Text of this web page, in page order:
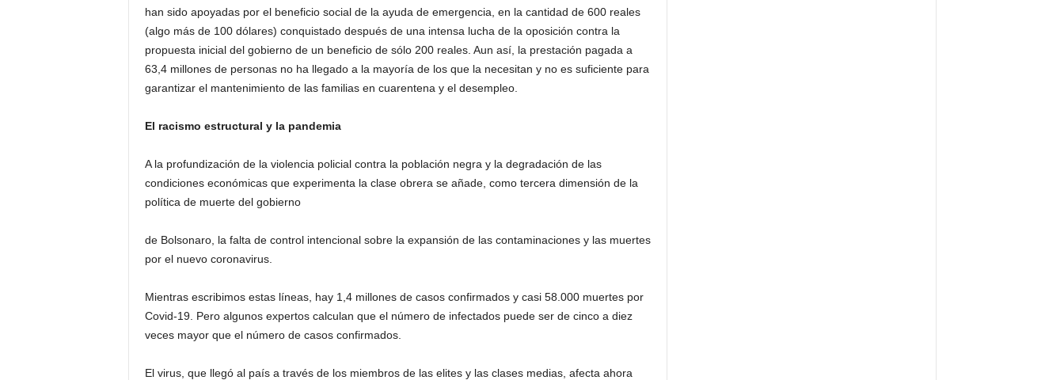
han sido apoyadas por el beneficio social de la ayuda de emergencia, en la cantidad de 600 reales
(algo más de 100 dólares) conquistado después de una intensa lucha de la oposición contra la
propuesta inicial del gobierno de un beneficio de sólo 200 reales. Aun así, la prestación pagada a
63,4 millones de personas no ha llegado a la mayoría de los que la necesitan y no es suficiente para
garantizar el mantenimiento de las familias en cuarentena y el desempleo.
El racismo estructural y la pandemia
A la profundización de la violencia policial contra la población negra y la degradación de las
condiciones económicas que experimenta la clase obrera se añade, como tercera dimensión de la
política de muerte del gobierno
de Bolsonaro, la falta de control intencional sobre la expansión de las contaminaciones y las muertes
por el nuevo coronavirus.
Mientras escribimos estas líneas, hay 1,4 millones de casos confirmados y casi 58.000 muertes por
Covid-19. Pero algunos expertos calculan que el número de infectados puede ser de cinco a diez
veces mayor que el número de casos confirmados.
El virus, que llegó al país a través de los miembros de las elites y las clases medias, afecta ahora